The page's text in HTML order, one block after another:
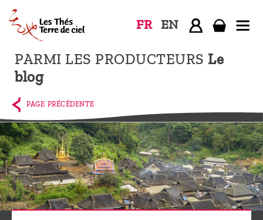
PARMI LES PRODUCTEURS Le
blog
FR EN
Accueil
La
boutique
Terre de
Ciel
Parmi les
producteurs,
le blog
PAGE PRÉCÉDENTE